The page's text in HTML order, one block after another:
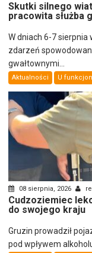
Skutki silnego
pracowita służba
W dniach 6-7 sierpnia
zdarzeń
gwałtownymi...
Aktualności U
08 sierpnia, 2026
Cudzoziemiec
do swojego kraju
Gruzin prowadził
pod wpływem